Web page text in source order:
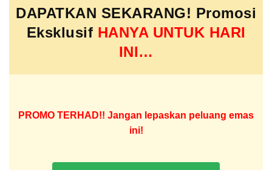
DAPATKAN SEKARANG! Promosi
Eksklusif HANYA UNTUK HARI
INI…
PROMO TERHAD!! Jangan lepaskan peluang emas
ini!